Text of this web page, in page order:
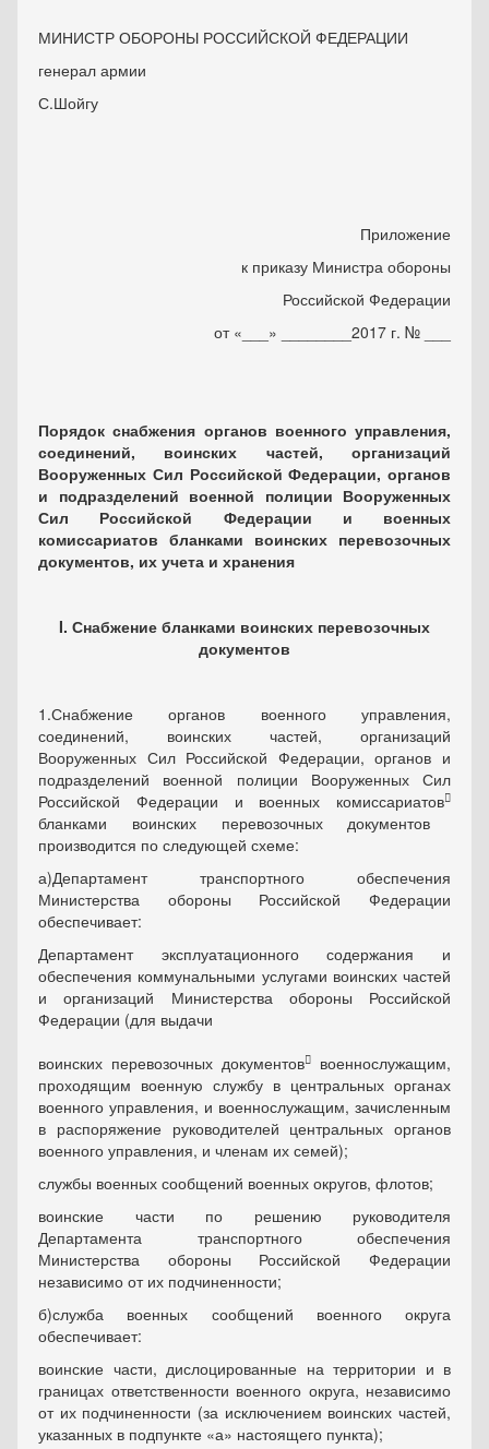
МИНИСТР ОБОРОНЫ РОССИЙСКОЙ ФЕДЕРАЦИИ
генерал армии
С.Шойгу
Приложение
к приказу Министра обороны
Российской Федерации
от «___» ________2017 г. № ___
Порядок снабжения органов военного управления,
соединений, воинских частей, организаций
Вооруженных Сил Российской Федерации, органов
и подразделений военной полиции Вооруженных
Сил Российской Федерации и военных
комиссариатов бланками воинских перевозочных
документов, их учета и хранения
I. Снабжение бланками воинских перевозочных
документов
1.Снабжение органов военного управления,
соединений, воинских частей, организаций
Вооруженных Сил Российской Федерации, органов и
подразделений военной полиции Вооруженных Сил
Российской Федерации и военных комиссариатов
бланками воинских перевозочных документов
производится по следующей схеме:
а)Департамент транспортного обеспечения
Министерства обороны Российской Федерации
обеспечивает:
Департамент эксплуатационного содержания и
обеспечения коммунальными услугами воинских частей
и организаций Министерства обороны Российской
Федерации (для выдачи
воинских перевозочных документов военнослужащим,
проходящим военную службу в центральных органах
военного управления, и военнослужащим, зачисленным
в распоряжение руководителей центральных органов
военного управления, и членам их семей);
службы военных сообщений военных округов, флотов;
воинские части по решению руководителя
Департамента транспортного обеспечения
Министерства обороны Российской Федерации
независимо от их подчиненности;
б)служба военных сообщений военного округа
обеспечивает:
воинские части, дислоцированные на территории и в
границах ответственности военного округа, независимо
от их подчиненности (за исключением воинских частей,
указанных в подпункте «а» настоящего пункта);